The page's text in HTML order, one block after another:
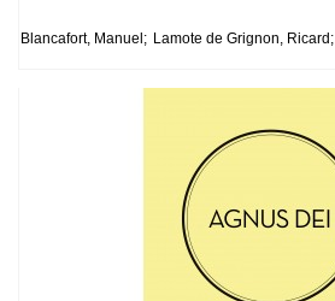
Blancafort, Manuel; Lamote de Grignon, Ricard;